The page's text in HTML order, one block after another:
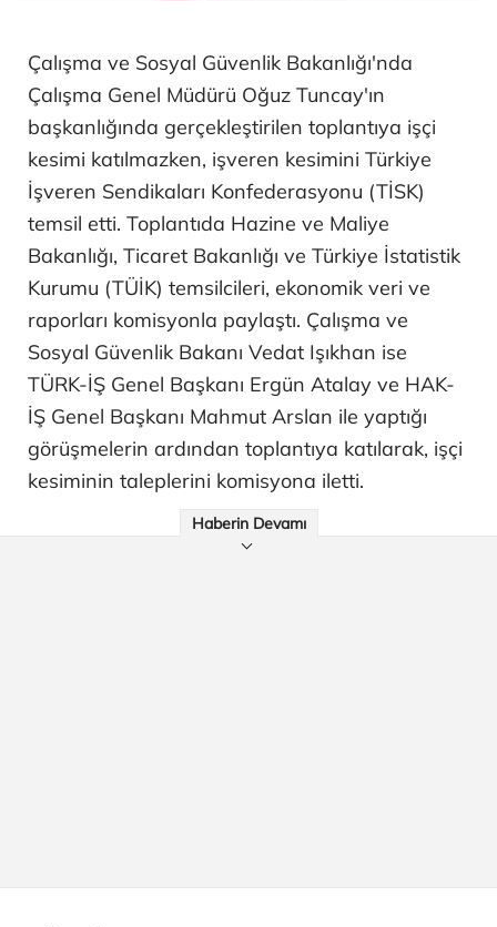
Çalışma ve Sosyal Güvenlik Bakanlığı'nda
Çalışma Genel Müdürü Oğuz Tuncay'ın
başkanlığında gerçekleştirilen toplantıya işçi
kesimi katılmazken, işveren kesimini Türkiye
İşveren Sendikaları Konfederasyonu (TİSK)
temsil etti. Toplantıda Hazine ve Maliye
Bakanlığı, Ticaret Bakanlığı ve Türkiye İstatistik
Kurumu (TÜİK) temsilcileri, ekonomik veri ve
raporları komisyonla paylaştı. Çalışma ve
Sosyal Güvenlik Bakanı Vedat Işıkhan ise
TÜRK-İŞ Genel Başkanı Ergün Atalay ve HAK-
İŞ Genel Başkanı Mahmut Arslan ile yaptığı
görüşmelerin ardından toplantıya katılarak, işçi
kesiminin taleplerini komisyona iletti.
Haberin Devamı